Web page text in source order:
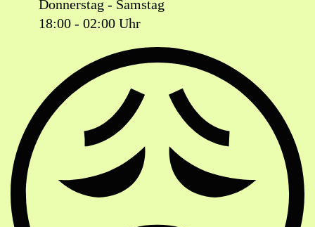
Donnerstag - Samstag
18:00 - 02:00 Uhr
Ist das Geschäft jetzt geöffnet oder geschlossen?